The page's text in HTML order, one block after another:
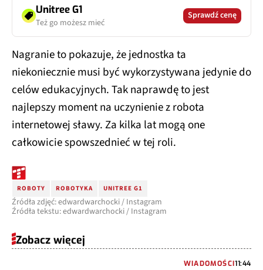
Unitree G1
Też go możesz mieć
Sprawdź cenę
Nagranie to pokazuje, że jednostka ta
niekoniecznie musi być wykorzystywana jedynie do
celów edukacyjnych. Tak naprawdę to jest
najlepszy moment na uczynienie z robota
internetowej sławy. Za kilka lat mogą one
całkowicie spowszednieć w tej roli.
ROBOTY ROBOTYKA UNITREE G1
Źródła zdjęć: edwardwarchocki / Instagram
Źródła tekstu: edwardwarchocki / Instagram
Zobacz więcej
WIADOMOŚCI11:44